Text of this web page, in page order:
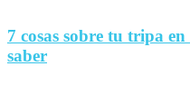
7 cosas sobre tu tripa
saber